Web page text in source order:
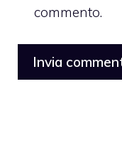
commento.